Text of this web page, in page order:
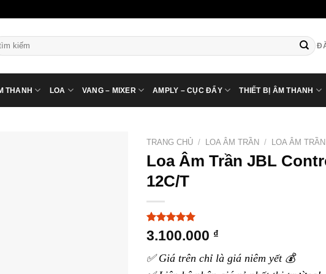
THANH LOA VANG – MIXER AMPLY – CỤC ĐẨY THIẾT BỊ ÂM THANH
TRANG CHỦ / LOA ÂM TRẦN / LOA ÂM
Loa Âm Trần JBL
12C/T
5.00 trên 5
dựa trên
4
3.100.000 ₫
✅ Giá trên chỉ là giá niêm yết 💰